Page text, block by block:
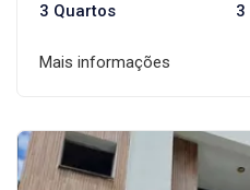
3 Quartos 3
Mais informações